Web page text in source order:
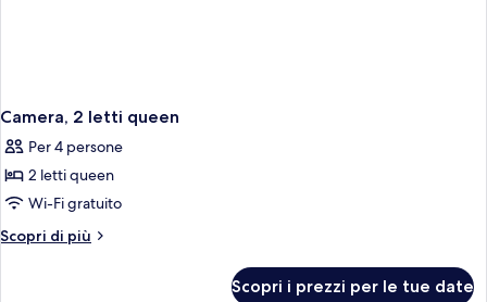
Camera, 2 letti queen
Per 4 persone
2 letti queen
Wi-Fi gratuito
Scopri di più
Altri
Scopri i prezzi per le tue date